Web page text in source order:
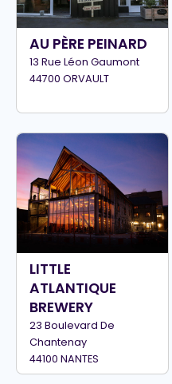
AU PÈRE PEINARD
13 Rue Léon Gaumont
44700 ORVAULT
LITTLE
ATLANTIQUE
BREWERY
23 Boulevard De
Chantenay
44100 NANTES